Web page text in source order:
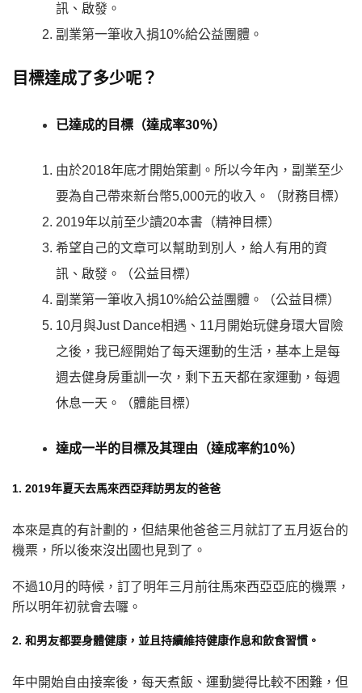
訊、啟發。
副業第一筆收入捐10%給公益團體。
目標達成了多少呢？
已達成的目標（達成率30％）
由於2018年底才開始策劃。所以今年內，副業至少
要為自己帶來新台幣5,000元的收入。（財務目標）
2019年以前至少讀20本書（精神目標）
希望自己的文章可以幫助到別人，給人有用的資
訊、啟發。（公益目標）
副業第一筆收入捐10%給公益團體。（公益目標）
10月與Just Dance相遇、11月開始玩健身環大冒險
之後，我已經開始了每天運動的生活，基本上是每
週去健身房重訓一次，剩下五天都在家運動，每週
休息一天。（體能目標）
達成一半的目標及其理由（達成率約10％）
1. 2019年夏天去馬來西亞拜訪男友的爸爸
本來是真的有計劃的，但結果他爸爸三月就訂了五月返台的
機票，所以後來沒出國也見到了。
不過10月的時候，訂了明年三月前往馬來西亞亞庇的機票，
所以明年初就會去囉。
2. 和男友都要身體健康，並且持續維持健康作息和飲食習慣。
年中開始自由接案後，每天煮飯、運動變得比較不困難，但